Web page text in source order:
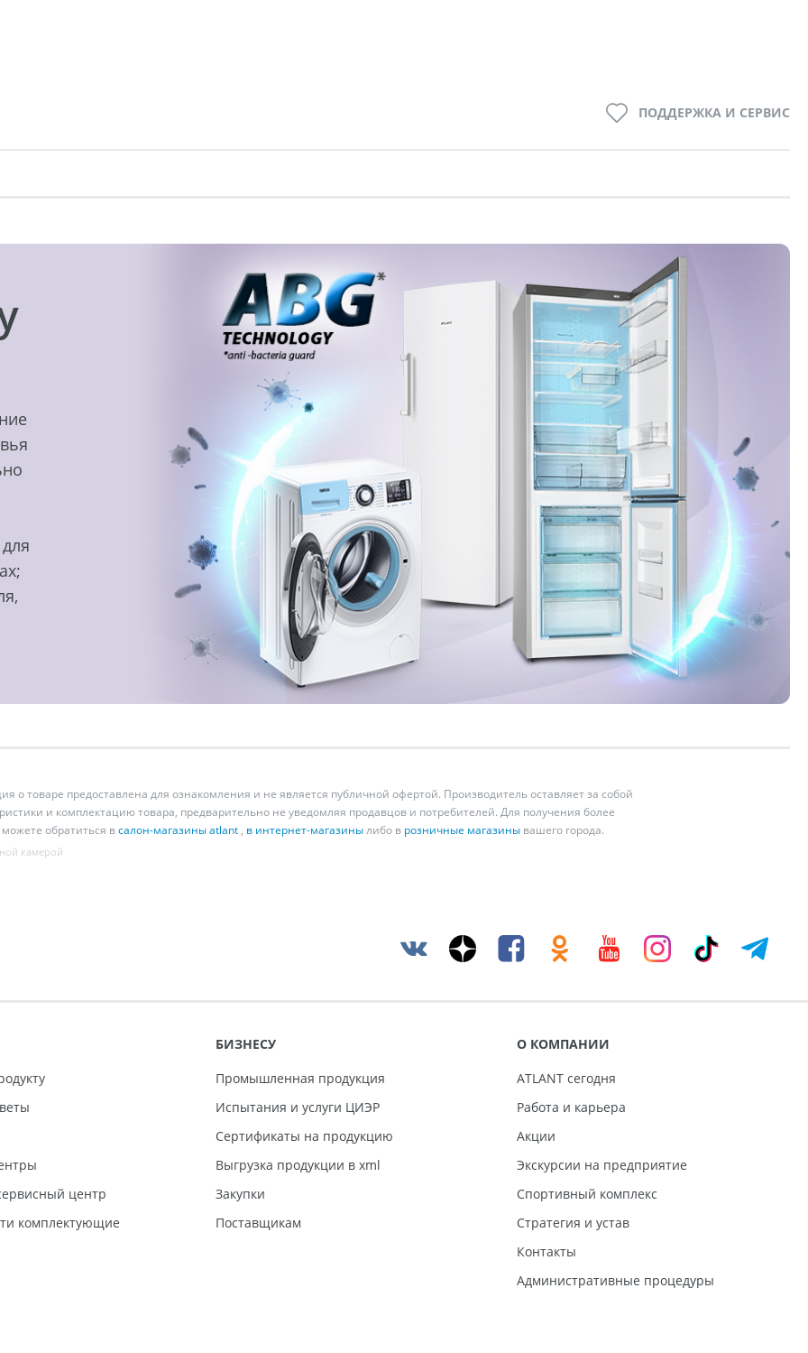
ПОДДЕРЖКА И СЕРВИС
товаре предоставлена для ознакомления и не является публичной офертой. Производитель оставляет за собой
и комплектацию товара, предварительно не уведомляя продавцов и потребителей. Для получения более
обратиться всалон-магазины atlant, в интернет-магазинылибо в розничные магазинывашего города.
камерой
центр
комплектующие
БИЗНЕСУ
Промышленная продукция
Испытания и услуги ЦИЭР
Сертификаты на продукцию
Выгрузка продукции в xml
Закупки
Поставщикам
О КОМПАНИИ
ATLANT сегодня
Работа и карьера
Акции
Экскурсии на предприятие
Спортивный комплекс
Стратегия и устав
Контакты
Административные процедуры